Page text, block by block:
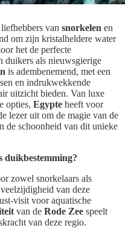
van snorkelen en
om zijn kristalheldere water
het de perfecte
duikers als nieuwsgierige
is adembenemend, met een
en indrukwekkende
uitzicht bieden. Van luxe
opties, Egypte heeft voor
lezer uit om de magie van de
de schoonheid van dit unieke
duikbestemming?
zowel snorkelaars als
van deze
visit voor aquatische
van de Rode Zee speelt
van deze regio.